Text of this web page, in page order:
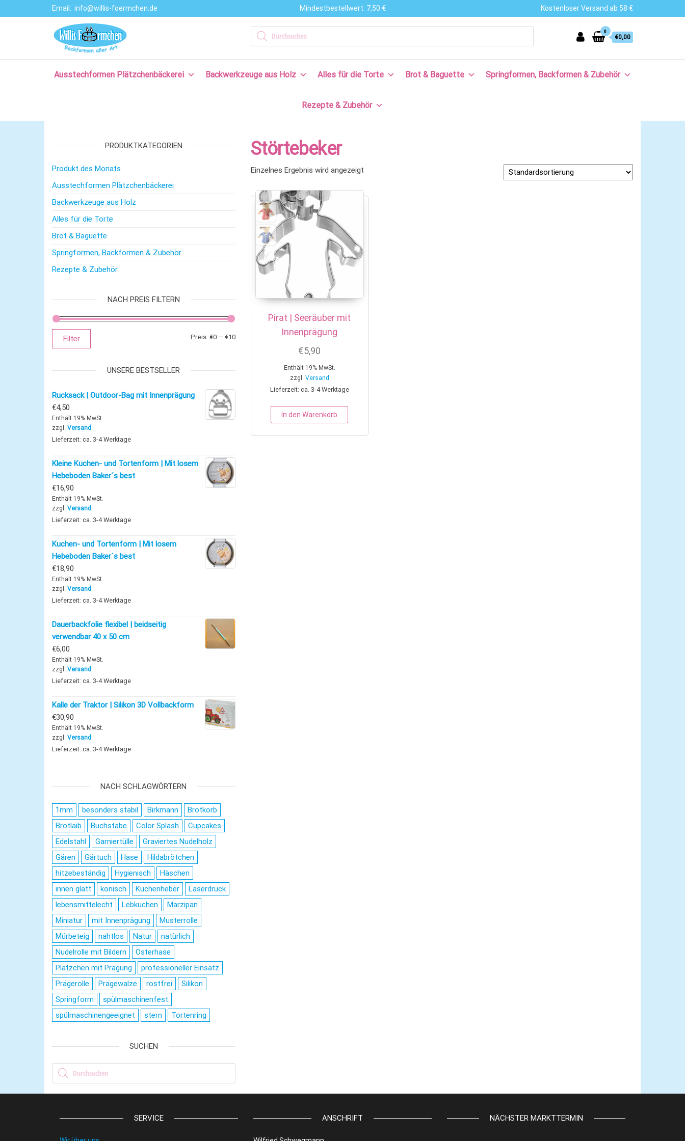
Email: info@willis-foermchen.de Mindestbestellwert: 7,50 € Kostenloser Versand ab 58 €
Ausstechformen
– Backformen
Große Auswahl
an
mit Rezepten
Products search
0
€0,00
Ausstechformen Plätzchenbäckerei Backwerkzeuge aus Holz Alles für die Torte Brot & Baguette Springformen, Backformen & Zubehör
Rezepte & Zubehör
Störtebeker
Einzelnes Ergebnis wird angezeigt
Pirat | Seeräuber mit
Innenprägung
€5,90
Enthält 19% MwSt.
zzgl. Versand
Lieferzeit: ca. 3-4 Werktage
In den Warenkorb
PRODUKTKATEGORIEN
Produkt des Monats
Ausstechformen Plätzchenbäckerei
Backwerkzeuge aus Holz
Alles für die Torte
Brot & Baguette
Springformen, Backformen & Zubehör
Rezepte & Zubehör
NACH PREIS FILTERN
Min. Preis
Max. Preis
Filter Preis: €0— €10
UNSERE BESTSELLER
Rucksack | Outdoor-Bag mit Innenprägung
€4,50
Enthält 19% MwSt.
zzgl. Versand
Lieferzeit: ca. 3-4 Werktage
Kleine Kuchen- und Tortenform | Mit losem
Hebeboden Baker´s best
€16,90
Enthält 19% MwSt.
zzgl. Versand
Lieferzeit: ca. 3-4 Werktage
Kuchen- und Tortenform | Mit losem
Hebeboden Baker´s best
€18,90
Enthält 19% MwSt.
zzgl. Versand
Lieferzeit: ca. 3-4 Werktage
Dauerbackfolie flexibel | beidseitig
verwendbar 40 x 50 cm
€6,00
Enthält 19% MwSt.
zzgl. Versand
Lieferzeit: ca. 3-4 Werktage
Kalle der Traktor | Silikon 3D Vollbackform
€30,90
Enthält 19% MwSt.
zzgl. Versand
Lieferzeit: ca. 3-4 Werktage
NACH SCHLAGWÖRTERN
1mm besonders stabil Birkmann
Brotkorb
Brotlaib
Buchstabe Color Splash
Cupcakes
Edelstahl
Garniertülle
Graviertes Nudelholz
Gären
Gärtuch Hase
Hildabrötchen
hitzebeständig
Hygienisch
Häschen
innen glatt
konisch Kuchenheber
Laserdruck
lebensmittelecht
Lebkuchen
Marzipan
Miniatur
mit Innenprägung
Musterrolle
Mürbeteig
nahtlos Natur
natürlich
Nudelrolle mit Bildern
Osterhase
Plätzchen mit Prägung
professioneller Einsatz
Prägerolle
Prägewalze rostfrei
Silikon
Springform
spülmaschinenfest
spülmaschinengeeignet
stern Tortenring
SUCHEN
Products search
SERVICE ANSCHRIFT NÄCHSTER MARKTTERMIN